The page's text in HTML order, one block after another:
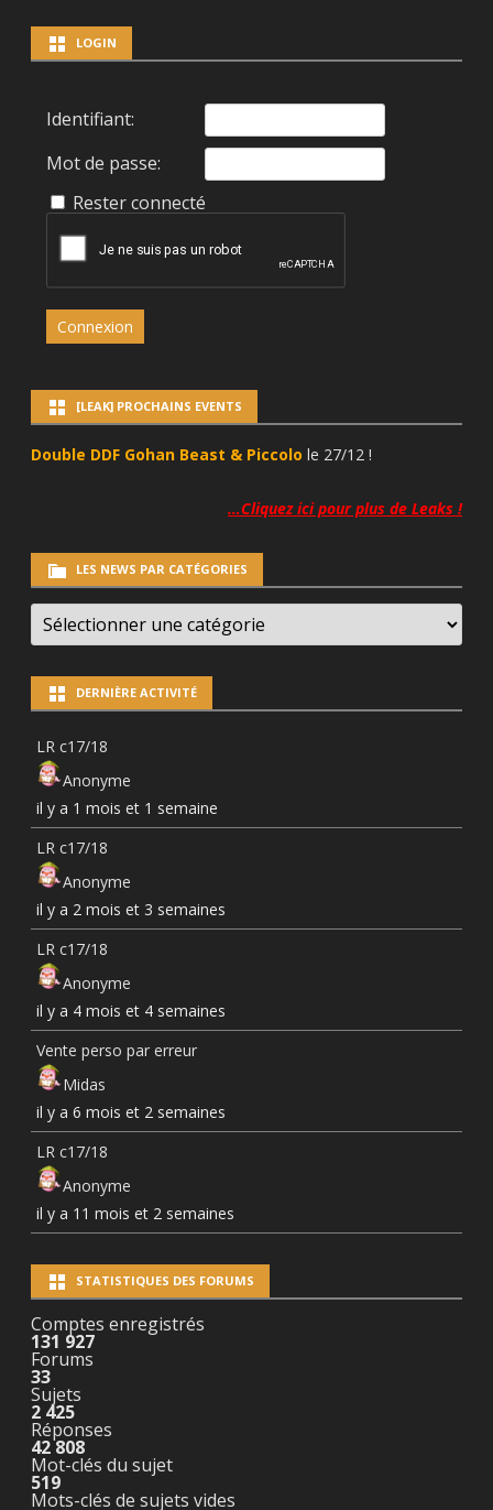
LOGIN
Identifiant:
Mot de passe:
Rester connecté
Connexion
[LEAK] PROCHAINS EVENTS
Double DDF Gohan Beast & Piccolo le 27/12 !
…Cliquez ici pour plus de Leaks !
LES NEWS PAR CATÉGORIES
LES
NEWS
PAR
DERNIÈRE ACTIVITÉ
LR c17/18
Anonyme
il y a 1 mois et 1 semaine
LR c17/18
Anonyme
il y a 2 mois et 3 semaines
LR c17/18
Anonyme
il y a 4 mois et 4 semaines
Vente perso par erreur
Midas
il y a 6 mois et 2 semaines
LR c17/18
Anonyme
il y a 11 mois et 2 semaines
STATISTIQUES DES FORUMS
Comptes enregistrés
131 927
Forums
33
Sujets
2 425
Réponses
42 808
Mot-clés du sujet
519
Mots-clés de sujets vides